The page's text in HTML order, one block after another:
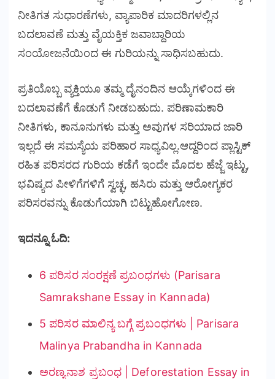
ನೀತಿಗತ ಸುಧಾರಣೆಗಳು, ವ್ಯಾಪಾರಿಕ ಮಾದರಿಗಳಲ್ಲಿನ
ಬದಲಾವಣೆ ಮತ್ತು ವೈಯಕ್ತಿಕ ಜವಾಬ್ದಾರಿಯ
ಸಂಯೋಜನೆಯಿಂದ ಈ ಗುರಿಯನ್ನು ಸಾಧಿಸಬಹುದು.
ಪ್ರತಿಯೊಬ್ಬ ವ್ಯಕ್ತಿಯೂ ತಮ್ಮ ದೈನಂದಿನ ಆಯ್ಕೆಗಳಿಂದ ಈ
ಬದಲಾವಣೆಗೆ ಕೊಡುಗೆ ನೀಡಬಹುದು. ಪರಿಣಾಮಕಾರಿ
ನೀತಿಗಳು, ಕಾನೂನುಗಳು ಮತ್ತು ಅವುಗಳ ಸರಿಯಾದ ಜಾರಿ
ಇಲ್ಲದೆ ಈ ಸಮಸ್ಯೆಯ ಪರಿಹಾರ ಸಾಧ್ಯವಿಲ್ಲ.ಆದ್ದರಿಂದ ಪ್ಲಾಸ್ಟಿಕ್
ರಹಿತ ಪರಿಸರದ ಗುರಿಯ ಕಡೆಗೆ ಇಂದೇ ಮೊದಲ ಹೆಜ್ಜೆ ಇಟ್ಟು,
ಭವಿಷ್ಯದ ಪೀಳಿಗೆಗಳಿಗೆ ಸ್ವಚ್ಛ, ಹಸಿರು ಮತ್ತು ಆರೋಗ್ಯಕರ
ಪರಿಸರವನ್ನು ಕೊಡುಗೆಯಾಗಿ ಬಿಟ್ಟುಹೋಗೋಣ.
ಇದನ್ನೂ ಓದಿ:
6 ಪರಿಸರ ಸಂರಕ್ಷಣೆ ಪ್ರಬಂಧಗಳು (Parisara
Samrakshane Essay in Kannada)
5 ಪರಿಸರ ಮಾಲಿನ್ಯ ಬಗ್ಗೆ ಪ್ರಬಂಧಗಳು | Parisara
Malinya Prabandha in Kannada
ಅರಣ್ಯನಾಶ ಪ್ರಬಂಧ | Deforestation Essay in